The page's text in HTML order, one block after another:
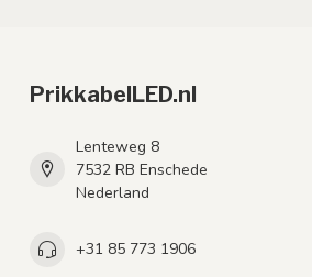
PrikkabelLED.nl
Lenteweg 8
7532 RB Enschede
Nederland
+31 85 773 1906